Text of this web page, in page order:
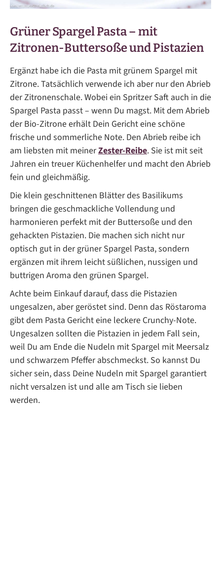
Grüner Spargel Pasta – mit
Zitronen-Buttersoße und Pistazien
Ergänzt habe ich die Pasta mit grünem Spargel mit
Zitrone. Tatsächlich verwende ich aber nur den Abrieb
der Zitronenschale. Wobei ein Spritzer Saft auch in die
Spargel Pasta passt – wenn Du magst. Mit dem Abrieb
der Bio-Zitrone erhält Dein Gericht eine schöne
frische und sommerliche Note. Den Abrieb reibe ich
am liebsten mit meinerZester-Reibe. Sie ist mit seit
Jahren ein treuer Küchenhelfer und macht den Abrieb
fein und gleichmäßig.
Die klein geschnittenen Blätter des Basilikums
bringen die geschmackliche Vollendung und
harmonieren perfekt mit der Buttersoße und den
gehackten Pistazien. Die machen sich nicht nur
optisch gut in der grüner Spargel Pasta, sondern
ergänzen mit ihrem leicht süßlichen, nussigen und
buttrigen Aroma den grünen Spargel.
Achte beim Einkauf darauf, dass die Pistazien
ungesalzen, aber geröstet sind. Denn das Röstaroma
gibt dem Pasta Gericht eine leckere Crunchy-Note.
Ungesalzen sollten die Pistazien in jedem Fall sein,
weil Du am Ende die Nudeln mit Spargel mit Meersalz
und schwarzem Pfeffer abschmeckst. So kannst Du
sicher sein, dass Deine Nudeln mit Spargel garantiert
nicht versalzen ist und alle am Tisch sie lieben
werden.